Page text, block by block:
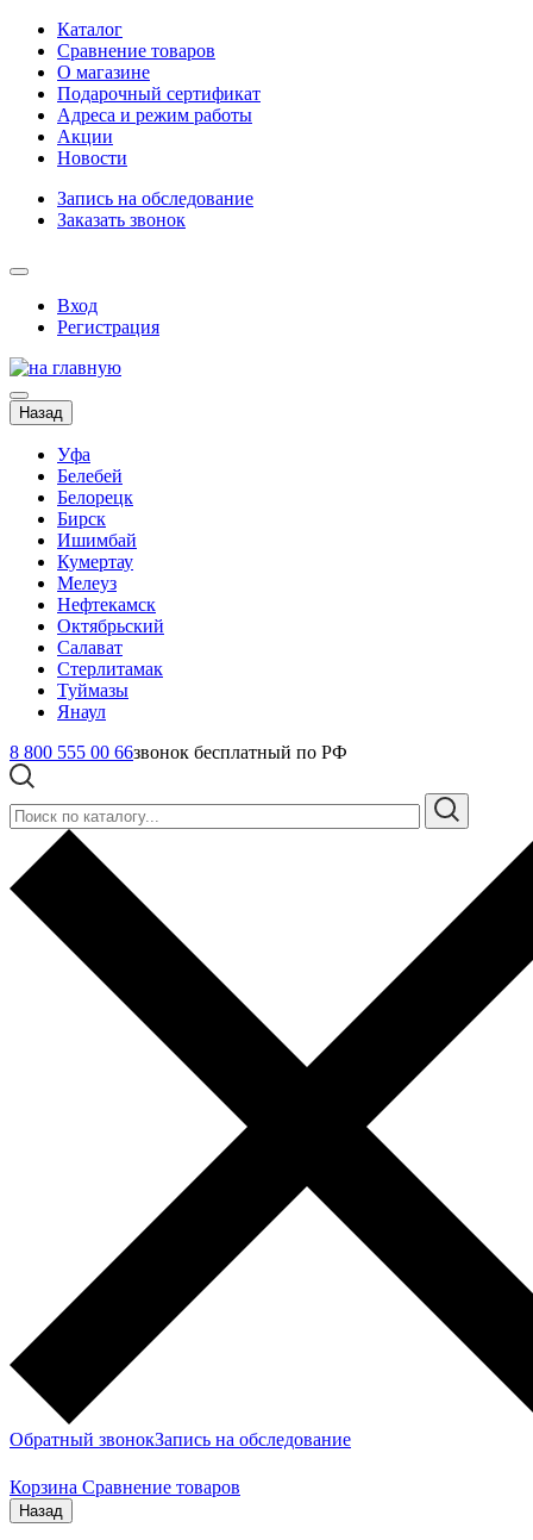
Каталог
Сравнение товаров
О магазине
Подарочный сертификат
Адреса и режим работы
Акции
Новости
Запись на обследование
Заказать звонок
Вход
Регистрация
Назад
Уфа
Белебей
Белорецк
Бирск
Ишимбай
Кумертау
Мелеуз
Нефтекамск
Октябрьский
Салават
Стерлитамак
Туймазы
Янаул
8 800 555 00 66звонок бесплатный по РФ
Обратный звонокЗапись на обследование
Корзина Сравнение товаров
Назад